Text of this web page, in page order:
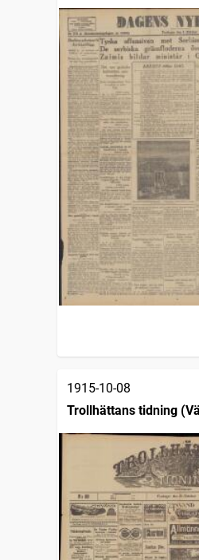
1915-10-08
Trollhättans tidning